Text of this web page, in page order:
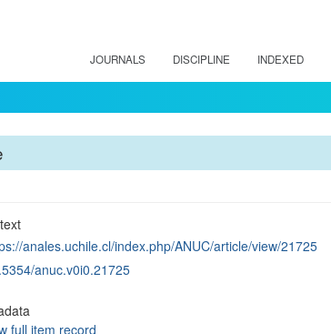
JOURNALS DISCIPLINE INDEXED
anales.uchile.cl/index.php/ANUC/article/view/21725
anuc.v0i0.21725
full item record